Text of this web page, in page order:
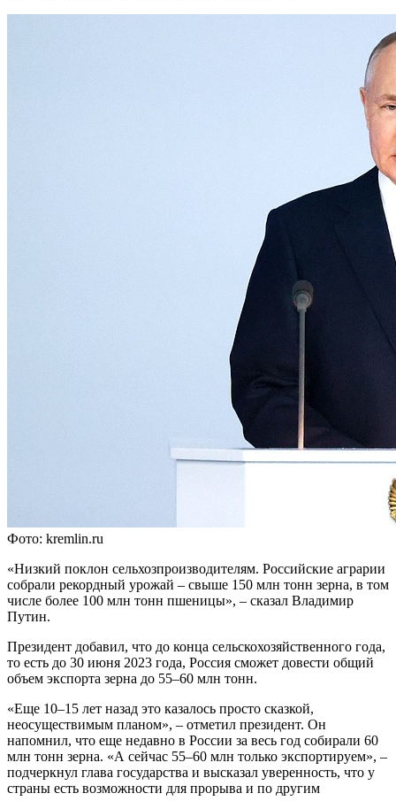
Фото: kremlin.ru
«Низкий поклон сельхозпроизводителям. Российские аграрии
собрали рекордный урожай – свыше 150 млн тонн зерна, в том
числе более 100 млн тонн пшеницы», – сказал Владимир
Путин.
Президент добавил, что до конца сельскохозяйственного года,
то есть до 30 июня 2023 года, Россия сможет довести общий
объем экспорта зерна до 55–60 млн тонн.
«Еще 10–15 лет назад это казалось просто сказкой,
неосуществимым планом», – отметил президент. Он
напомнил, что еще недавно в России за весь год собирали 60
млн тонн зерна. «А сейчас 55–60 млн только экспортируем», –
подчеркнул глава государства и высказал уверенность, что у
страны есть возможности для прорыва и по другим